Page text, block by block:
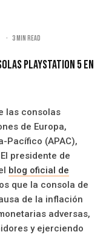
· 3 min read
PlayStation 5 En
las consolas
de Europa,
Pacífico (APAC),
presidente de
blog oficial de
que la consola de
de la inflación
adversas,
y ejerciendo